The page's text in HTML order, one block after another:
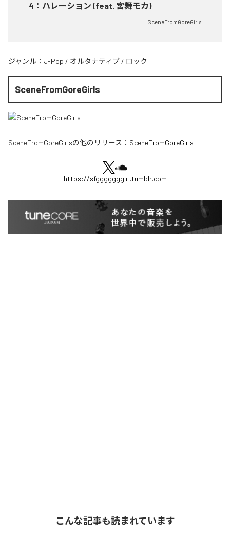
4 ： ハレーション (feat. 宮舞モカ)
SceneFromGoreGirls
ジャンル： J-Pop / オルタナティブ / ロック
SceneFromGoreGirls
SceneFromGoreGirlsの他のリリース： SceneFromGoreGirls
https://sfgggggggirl.tumblr.com
こんな記事も読まれています